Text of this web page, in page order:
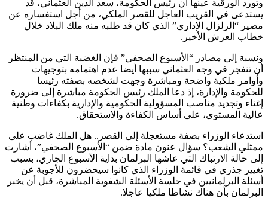
وتورد الورقية عينها أن رئيس الحكومة، سعد الدين العثماني، قد
يستدعى في القريب العاجل للقصر الملكي، من أجل استفساره عن
مصير “الزلزال الإداري” الذي كان قد طلبه منه ملك البلاد خلال
خطاب العرش الأخير.
ونسبة إلى مصادر “الأسبوع الصحفي” فإن الغضبة التي من المنتظر
أن تنفجر في وجه العثماني سببها أيضا عدم اهتمامه بتوجيهات
وأوامر ملكية واضحة ومباشرة وجهت لشخصه بصفته رئيسا
للحكومة والإدارة، إذ دعا الملك رئيس الجكومة مباشرة إلى ضرورة
إغناء وتجديد مناصب المسؤولية الحكومية والإدارية بكفاءات وطنية
عالية المستوى، على أساس الكفاءة والاستحقاق.
استدعاء الوزراء بصفة مستعجلة إلى القصر.. هل الملك غاضب على
ممثلي الشعب؟ سؤال عنون مادة ضمن “الأسبوع الصحفي”، أشارت
إلى حالة الارتباك التي عاشها البرلمان بداية الأسبوع الجاري، بسبب
تغيير جذري في قائمة الوزراء الذي كانوا سيحضرون للأجوبة عن
أسئلة البرلمانيين في جلسة الأسئلة الشفوية المباشرة، قبل أن يخبر
البرلمان بأن هناك نشاطا ملكيا عاجلا.